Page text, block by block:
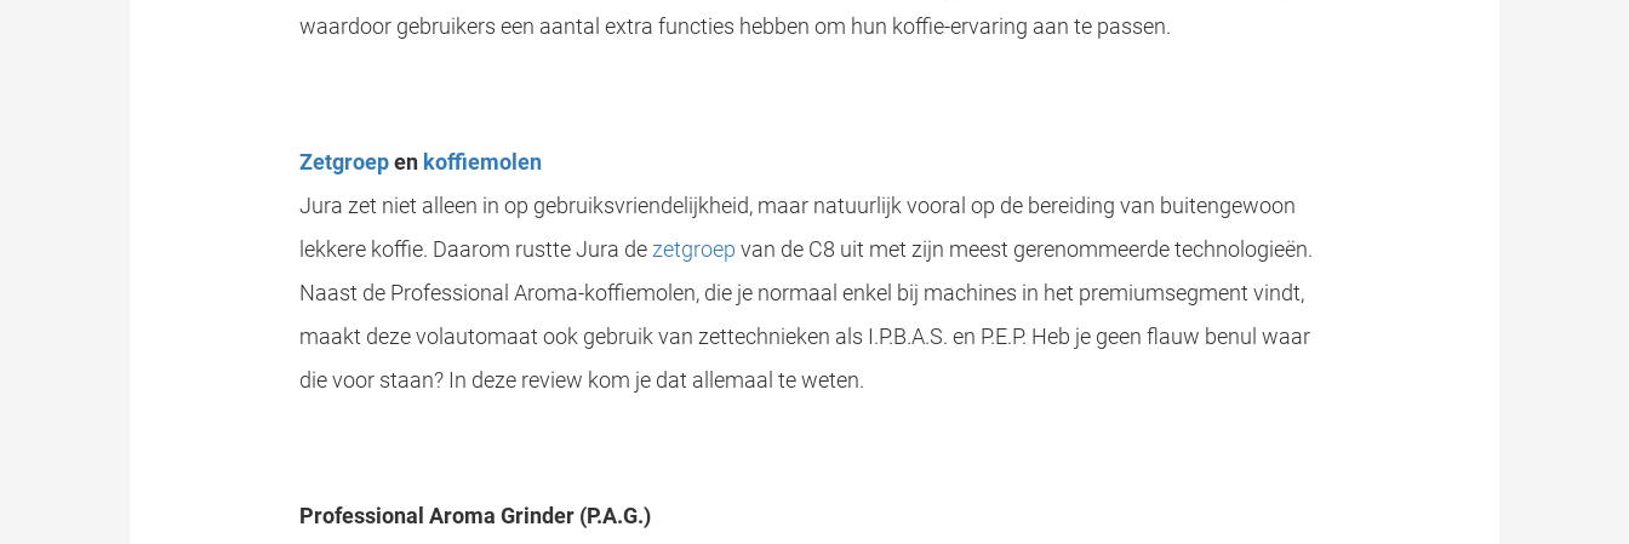
waardoor gebruikers een aantal extra functies hebben om hun koffie-ervaring aan te passen.
Zetgroepen koffiemolen
Jura zet niet alleen in op gebruiksvriendelijkheid, maar natuurlijk vooral op de bereiding van buitengewoon
lekkere koffie. Daarom rustte Jura de zetgroep van de C8 uit met zijn meest gerenommeerde technologieën.
Naast de Professional Aroma-koffiemolen, die je normaal enkel bij machines in het premiumsegment vindt,
maakt deze volautomaat ook gebruik van zettechnieken als I.P.B.A.S. en P.E.P. Heb je geen flauw benul waar
die voor staan? In deze review kom je dat allemaal te weten.
Professional Aroma Grinder (P.A.G.)